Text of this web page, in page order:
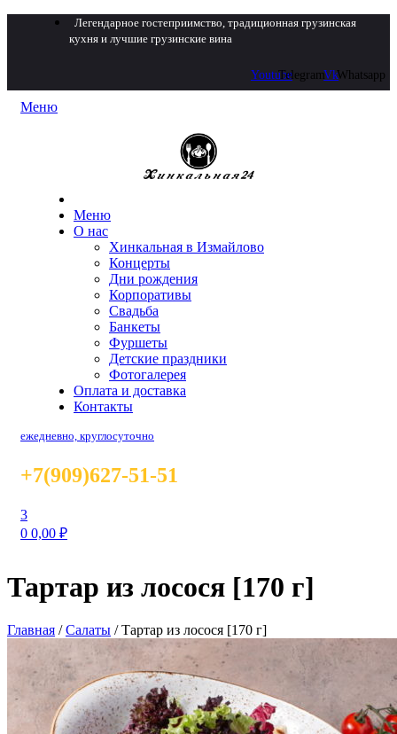
Легендарное гостеприимство, традиционная грузинская
кухня и лучшие грузинские вина
YoutubeTelegramVkWhatsapp
Меню
Меню
О нас
Хинкальная в Измайлово
Концерты
Дни рождения
Корпоративы
Свадьба
Банкеты
Фуршеты
Детские праздники
Фотогалерея
Оплата и доставка
Контакты
ежедневно, круглосуточно
+7(909)627-51-51
3
0 0,00 ₽
Тартар из лосося [170 г]
Главная /Салаты /Тартар из лосося [170 г]